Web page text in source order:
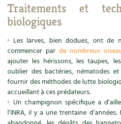
Vidéos et podcasts
Secrets d’abonné
Tous au jardin ! avec Pascal
La vie secrète du jardin
Traitements et
biologiques
Les larves, bien dodues, ont de
commencer parde nombreux
ajouter les hérissons, les taupes,
oublier des bactéries, nématodes
fournir des méthodes de lutte
accueillant à ces prédateurs.
Un champignon spécifique a
l’INRA, il y a une trentaine